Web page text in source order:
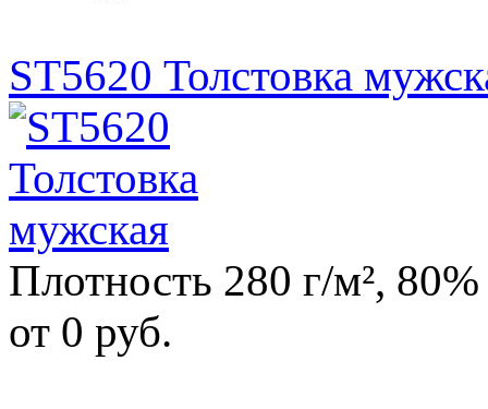
ST5620 Толстовка
Плотность 280 г/м²,
от 0 руб.